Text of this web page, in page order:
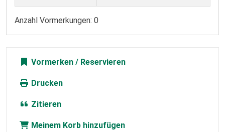
Anzahl Vormerkungen: 0
Vormerken
Drucken
Zitieren
Meinem Korb hinzufügen